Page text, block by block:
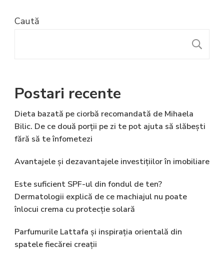
Caută
Postari recente
Dieta bazată pe ciorbă recomandată de Mihaela
Bilic. De ce două porții pe zi te pot ajuta să slăbești
fără să te înfometezi
Avantajele și dezavantajele investițiilor în imobiliare
Este suficient SPF-ul din fondul de ten?
Dermatologii explică de ce machiajul nu poate
înlocui crema cu protecție solară
Parfumurile Lattafa și inspirația orientală din
spatele fiecărei creații